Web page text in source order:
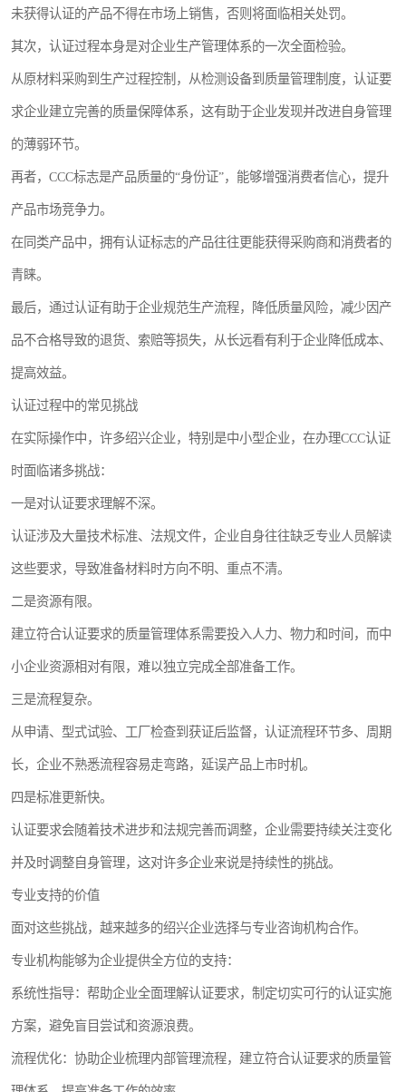
未获得认证的产品不得在市场上销售，否则将面临相关处罚。
其次，认证过程本身是对企业生产管理体系的一次全面检验。
从原材料采购到生产过程控制，从检测设备到质量管理制度，认证要
求企业建立完善的质量保障体系，这有助于企业发现并改进自身管理
的薄弱环节。
再者，CCC标志是产品质量的“身份证”，能够增强消费者信心，提升
产品市场竞争力。
在同类产品中，拥有认证标志的产品往往更能获得采购商和消费者的
青睐。
最后，通过认证有助于企业规范生产流程，降低质量风险，减少因产
品不合格导致的退货、索赔等损失，从长远看有利于企业降低成本、
提高效益。
认证过程中的常见挑战
在实际操作中，许多绍兴企业，特别是中小型企业，在办理CCC认证
时面临诸多挑战：
一是对认证要求理解不深。
认证涉及大量技术标准、法规文件，企业自身往往缺乏专业人员解读
这些要求，导致准备材料时方向不明、重点不清。
二是资源有限。
建立符合认证要求的质量管理体系需要投入人力、物力和时间，而中
小企业资源相对有限，难以独立完成全部准备工作。
三是流程复杂。
从申请、型式试验、工厂检查到获证后监督，认证流程环节多、周期
长，企业不熟悉流程容易走弯路，延误产品上市时机。
四是标准更新快。
认证要求会随着技术进步和法规完善而调整，企业需要持续关注变化
并及时调整自身管理，这对许多企业来说是持续性的挑战。
专业支持的价值
面对这些挑战，越来越多的绍兴企业选择与专业咨询机构合作。
专业机构能够为企业提供全方位的支持：
系统性指导：帮助企业全面理解认证要求，制定切实可行的认证实施
方案，避免盲目尝试和资源浪费。
流程优化：协助企业梳理内部管理流程，建立符合认证要求的质量管